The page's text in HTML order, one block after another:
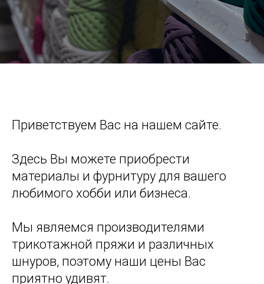
Приветствуем Вас на нашем сайте.
Здесь Вы можете приобрести
материалы и фурнитуру для вашего
любимого хобби или бизнеса.
Мы являемся производителями
трикотажной пряжи и различных
шнуров, поэтому наши цены Вас
приятно удивят.